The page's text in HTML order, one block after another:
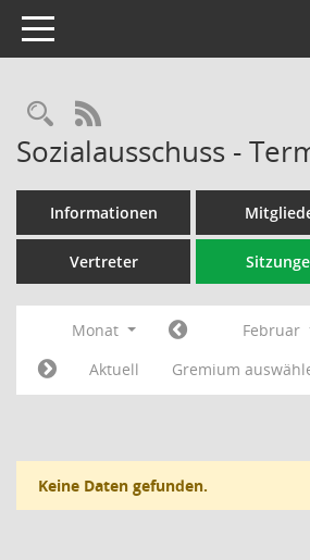
Toggle navigation
Rechercheauswahl
RSS-Feed
Sozialausschuss -
Informationen
Vertreter
Monat Februar
Aktuell
Gremium
Keine Daten gefunden.